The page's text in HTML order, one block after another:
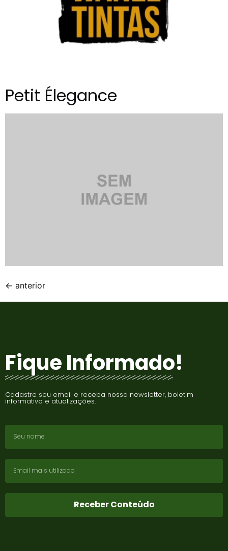
Petit Élegance
← anterior
Fique Informado!
Cadastre seu email e receba nossa newsletter, boletim
informativo e atualizações.
Receber Conteúdo